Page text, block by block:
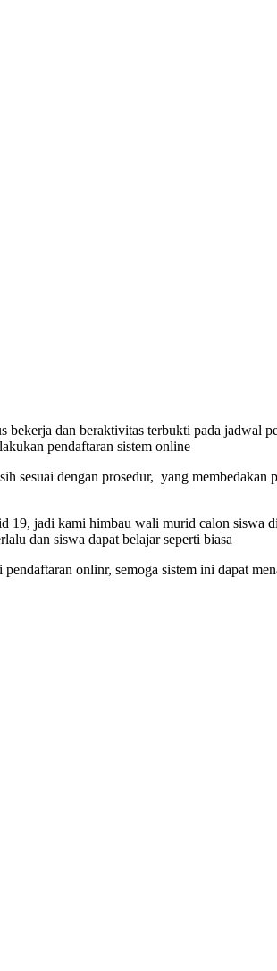
dan beraktivitas terbukti pada jadwal
pendaftaran sistem online
sesuai dengan prosedur, yang membedakan
19, jadi kami himbau wali murid calon
dan siswa dapat belajar seperti biasa
onlinr, semoga sistem ini dapat